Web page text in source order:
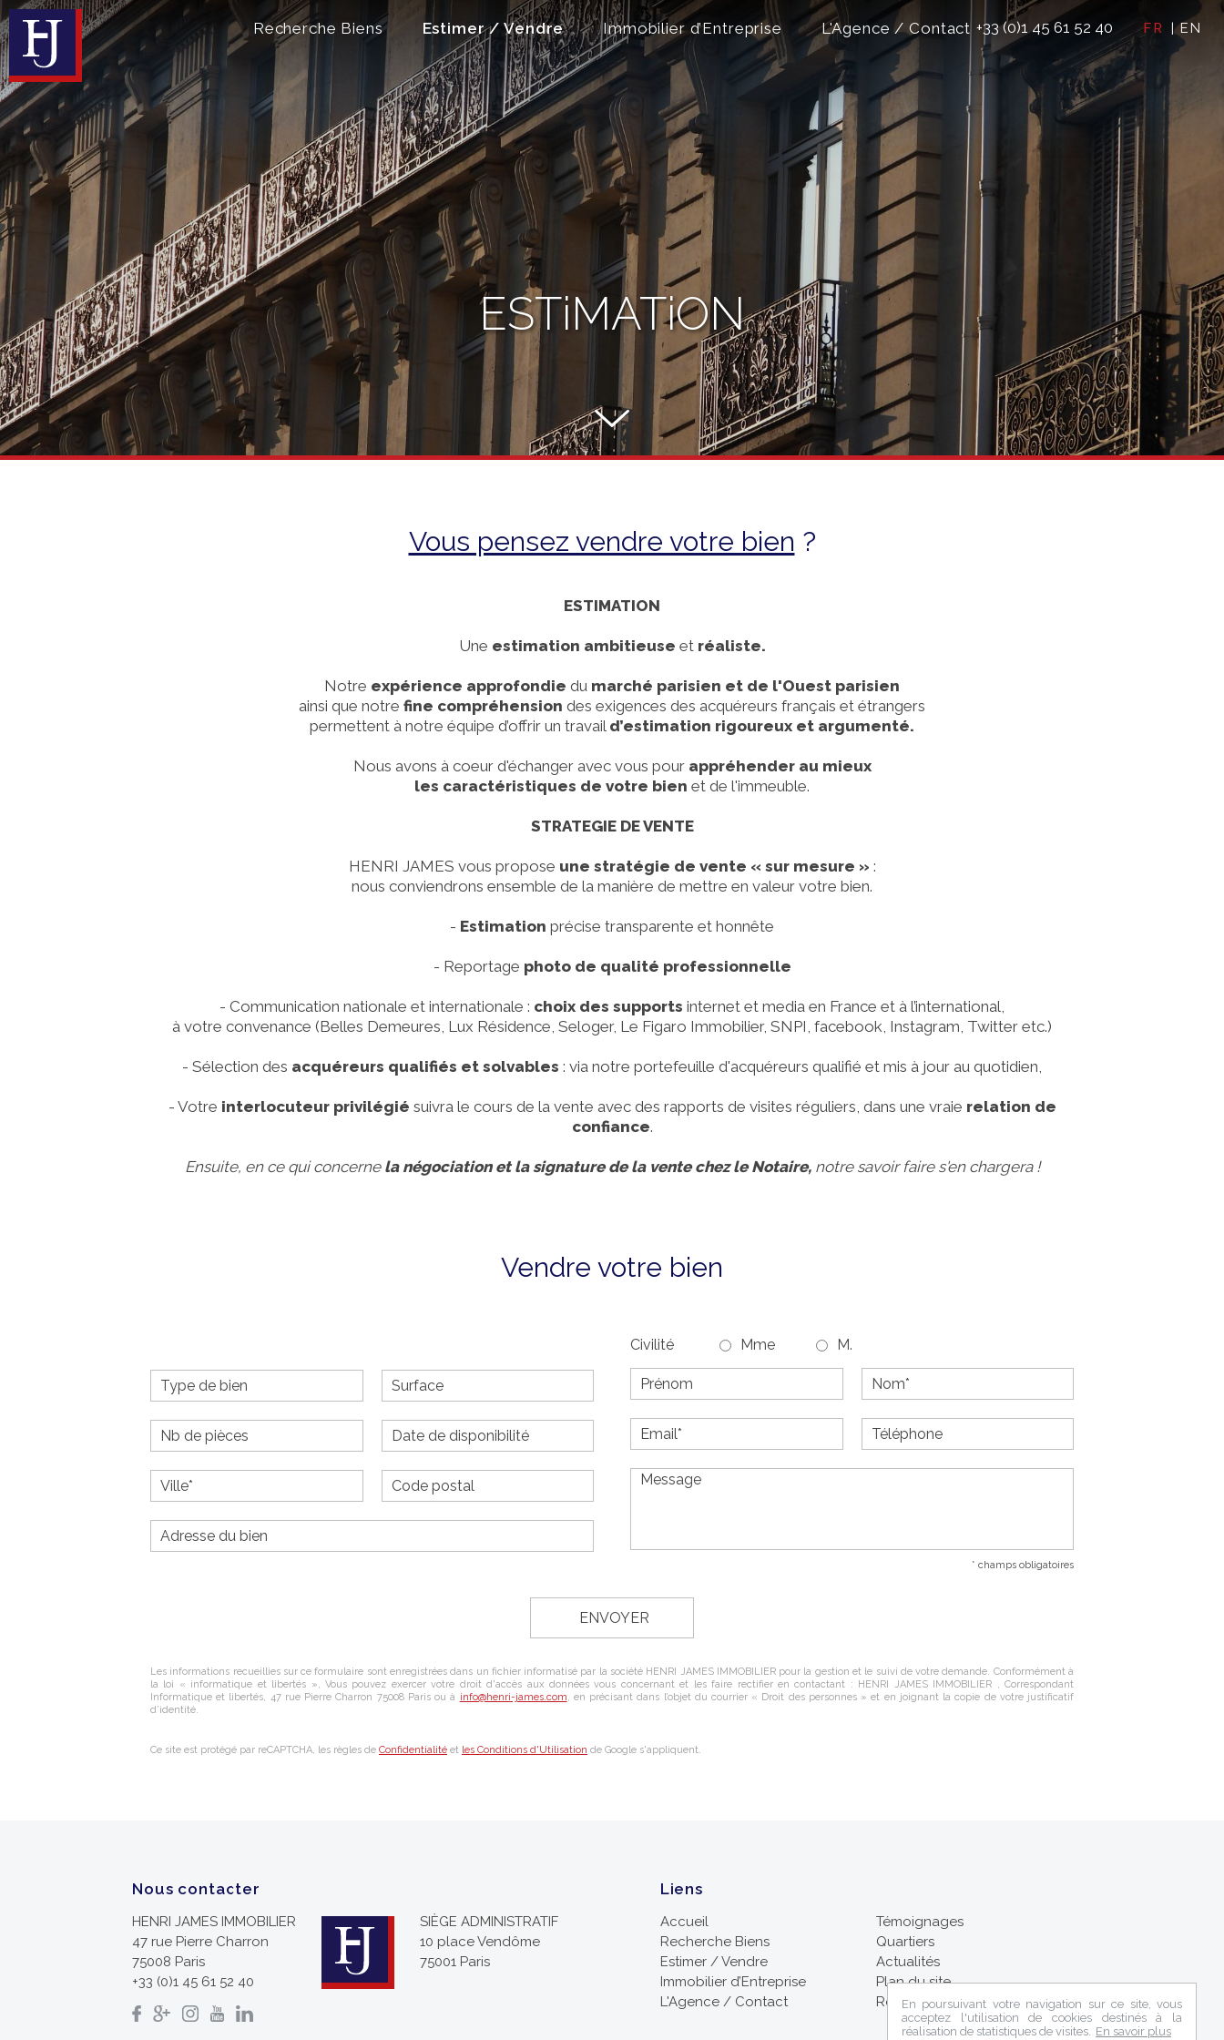
+33 (0)1 45 61 52 40 FR EN
Recherche Biens Estimer / Vendre Immobilier d’Entreprise L'Agence / Contact
ESTiMATiON
Vous pensez vendre votre bien ?
ESTIMATION
Une estimation ambitieuse etréaliste.
Notre expérience approfondie du marché parisien et de l'Ouest parisien
ainsi que notre fine compréhension des exigences des acquéreurs français et étrangers
permettent à notre équipe d’offrir un travail d’estimation rigoureux et argumenté.
Nous avons à coeur d'échanger avec vous pourappréhender au mieux
les caractéristiques de votre bien et de l'immeuble.
STRATEGIE DE VENTE
HENRI JAMES vous propose une stratégie de vente « sur mesure » :
nous conviendrons ensemble de la manière de mettre en valeur votre bien.
- Estimation précise transparente et honnête
- Reportage photo de qualité professionnelle
- Communication nationale et internationale : choix des supports internet et media en France et à l’international,
à votre convenance (Belles Demeures, Lux Résidence, Seloger, Le Figaro Immobilier, SNPI, facebook, Instagram, Twitter etc.)
- Sélection des acquéreurs qualifiés et solvables : via notre portefeuille d'acquéreurs qualifié et mis à jour au quotidien,
- Votre interlocuteur privilégié suivra le cours de la vente avec des rapports de visites réguliers, dans une vraie relation de
confiance.
Ensuite, en ce qui concernela négociation et la signature de la vente chez le Notaire,notre savoir faire s'en chargera !
Vendre votre bien
Civilité Mme M.
* champs obligatoires
Les informations recueillies sur ce formulaire sont enregistrées dans un fichier informatisé par la société HENRI JAMES IMMOBILIER pour la gestion et le suivi de votre demande. Conformément à
la loi « informatique et libertés », Vous pouvez exercer votre droit d'accès aux données vous concernant et les faire rectifier en contactant : HENRI JAMES IMMOBILIER , Correspondant
Informatique et libertés, 47 rue Pierre Charron 75008 Parisou à info@henri-james.com, en précisant dans l’objet du courrier « Droit des personnes » et en joignant la copie de votre justificatif
d’identité.
Ce site est protégé par reCAPTCHA, les règles de Confidentialité et les Conditions d'Utilisation de Google s'appliquent.
Nous contacter
HENRI JAMES IMMOBILIER
47 rue Pierre Charron
75008 Paris
+33 (0)1 45 61 52 40
SIÈGE ADMINISTRATIF
10 place Vendôme
75001 Paris
Liens
Accueil
Recherche Biens
Estimer / Vendre
Immobilier d’Entreprise
L'Agence / Contact
Témoignages
Quartiers
Actualités
Plan du site
Recrutement
En poursuivant votre navigation sur ce site, vous
acceptez l'utilisation de cookies destinés à la
réalisation de statistiques de visites. En savoir plus